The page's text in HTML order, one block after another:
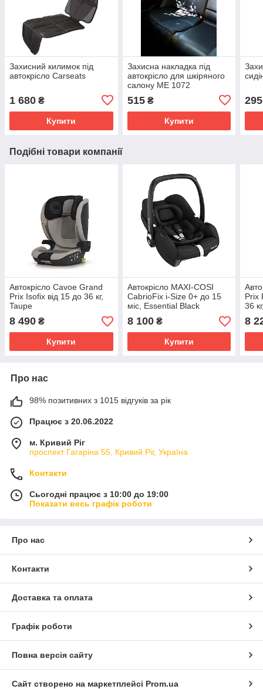
Захисний килимок під
автокрісло Carseats
1 680 ₴
Купити
Захисна накладка під
автокрісло для шкіряного
салону ME 1072
515₴
Купити
295
Подібні товари компанії
Автокрісло Cavoe Grand
Prix Isofix від 15 до 36 кг,
Taupe
8 490 ₴
Купити
Автокрісло MAXI-COSI
CabrioFix i-Size 0+ до 15
міс, Essential Black
8 100₴
Купити
Prix
36
8
Про нас
98% позитивних з 1015 відгуків за рік
Працює з 20.06.2022
м. Кривий Ріг
проспект Гагаріна 55, Кривий Ріг, Україна
Контакти
Сьогодні працює з 10:00 до 19:00
Показати весь графік роботи
Про нас
Контакти
Доставка та оплата
Графік роботи
Повна версія сайту
Сайт створено на маркетплейсі Prom.ua